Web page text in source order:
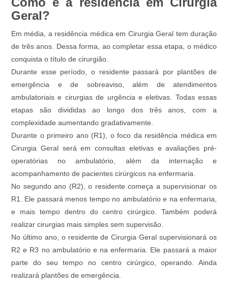
Geral?
Em média, a residência médica em Cirurgia Geral tem duração
de três anos. Dessa forma, ao completar essa etapa, o médico
conquista o título de cirurgião.
Durante esse período, o residente passará por plantões de
emergência e de sobreaviso, além de atendimentos
ambulatoriais e cirurgias de urgência e eletivas. Todas essas
etapas são divididas ao longo dos três anos, com a
complexidade aumentando gradativamente.
Durante o primeiro ano (R1), o foco da residência médica em
Cirurgia Geral será em consultas eletivas e avaliações pré-
operatórias no ambulatório, além da internação e
acompanhamento de pacientes cirúrgicos na enfermaria.
No segundo ano (R2), o residente começa a supervisionar os
R1. Ele passará menos tempo no ambulatório e na enfermaria,
e mais tempo dentro do centro cirúrgico. Também poderá
realizar cirurgias mais simples sem supervisão.
No último ano, o residente de Cirurgia Geral supervisionará os
R2 e R3 no ambulatório e na enfermaria. Ele passará a maior
parte do seu tempo no centro cirúrgico, operando. Ainda
realizará plantões de emergência.